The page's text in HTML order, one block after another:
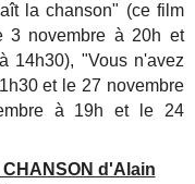
la chanson" (ce film
3 novembre à 20h et
14h30), "Vous n'avez
et le 27 novembre
à 19h et le 24
CHANSON d'Alain